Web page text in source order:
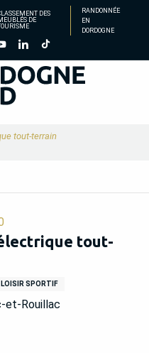
DES
DE
RANDONNÉE
EN
DORDOGNE
tout-terrain
tout-
LOISIR SPORTIF
et-Rouillac